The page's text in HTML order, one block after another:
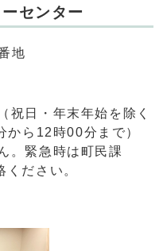
センター
地
祝日・年末年始を除く
から12時00分まで）
。緊急時は町民課
ださい。